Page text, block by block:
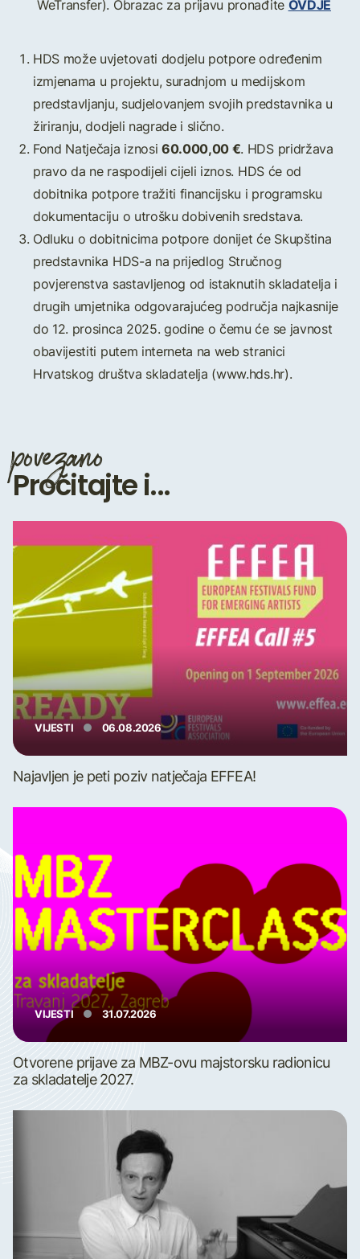
WeTransfer). Obrazac za prijavu pronađite OVDJE
HDS može uvjetovati dodjelu potpore određenim
izmjenama u projektu, suradnjom u medijskom
predstavljanju, sudjelovanjem svojih predstavnika u
žiriranju, dodjeli nagrade i slično.
Fond Natječaja iznosi 60.000,00 €. HDS pridržava
pravo da ne raspodijeli cijeli iznos. HDS će od
dobitnika potpore tražiti financijsku i programsku
dokumentaciju o utrošku dobivenih sredstava.
Odluku o dobitnicima potpore donijet će Skupština
predstavnika HDS-a na prijedlog Stručnog
povjerenstva sastavljenog od istaknutih skladatelja i
drugih umjetnika odgovarajućeg područja najkasnije
do 12. prosinca 2025. godine o čemu će se javnost
obavijestiti putem interneta na web stranici
Hrvatskog društva skladatelja (www.hds.hr).
povezano
Pročitajte i...
VIJESTI 06.08.2026
Najavljen je peti poziv natječaja EFFEA!
VIJESTI 31.07.2026
Otvorene prijave za MBZ-ovu majstorsku radionicu
za skladatelje 2027.